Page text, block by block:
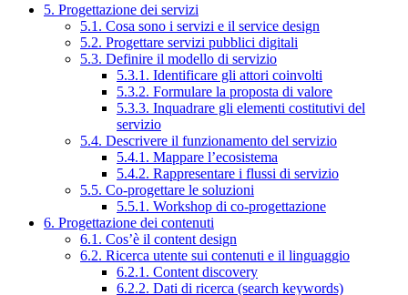
5. Progettazione dei servizi
5.1. Cosa sono i servizi e il service design
5.2. Progettare servizi pubblici digitali
5.3. Definire il modello di servizio
5.3.1. Identificare gli attori coinvolti
5.3.2. Formulare la proposta di valore
5.3.3. Inquadrare gli elementi costitutivi del
servizio
5.4. Descrivere il funzionamento del servizio
5.4.1. Mappare l’ecosistema
5.4.2. Rappresentare i flussi di servizio
5.5. Co-progettare le soluzioni
5.5.1. Workshop di co-progettazione
6. Progettazione dei contenuti
6.1. Cos’è il content design
6.2. Ricerca utente sui contenuti e il linguaggio
6.2.1. Content discovery
6.2.2. Dati di ricerca (search keywords)